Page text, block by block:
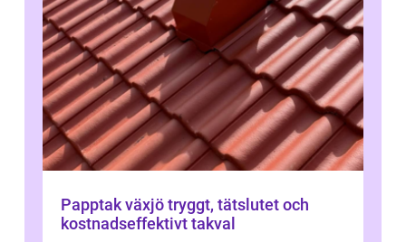
Papptak växjö tryggt, tätslutet och
kostnadseffektivt takval